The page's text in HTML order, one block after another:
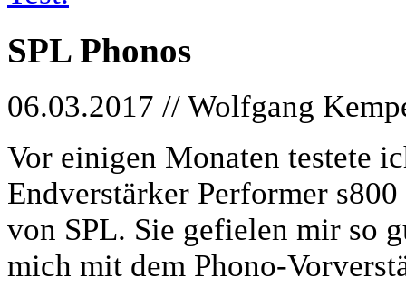
SPL Phonos
06.03.2017 // Wolfgang
Vor einigen Monaten testete
Endverstärker Performer
von SPL. Sie gefielen mir so
mich mit dem Phono-